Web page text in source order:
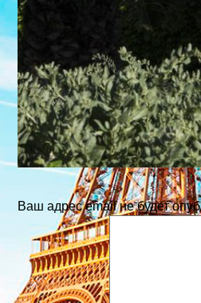
Ваш адрес email не будет